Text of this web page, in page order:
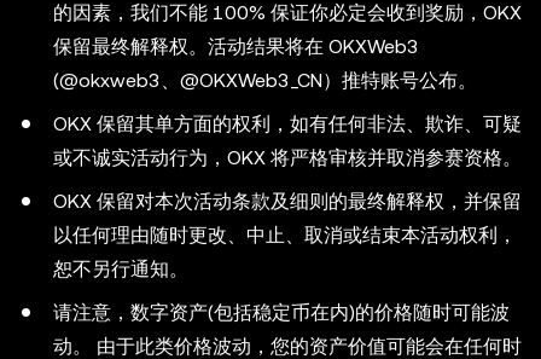
的因素，我们不能 100% 保证你必定会收到奖励，OKX
保留最终解释权。活动结果将在 OKXWeb3
(@okxweb3、@OKXWeb3_CN）推特账号公布。
OKX 保留其单方面的权利，如有任何非法、欺诈、可疑
或不诚实活动行为，OKX 将严格审核并取消参赛资格。
OKX 保留对本次活动条款及细则的最终解释权，并保留
以任何理由随时更改、中止、取消或结束本活动权利，
恕不另行通知。
请注意，数字资产(包括稳定币在内)的价格随时可能波
动。 由于此类价格波动，您的资产价值可能会在任何时